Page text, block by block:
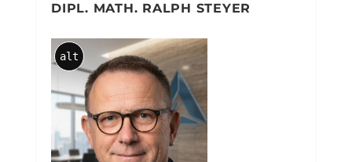
DIPL. MATH. RALPH STEYER
alt